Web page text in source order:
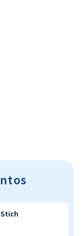
Stich